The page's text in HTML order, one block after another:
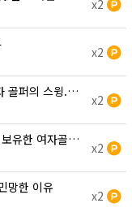
x2
x2
의 스윙.mp4
x2
골퍼TOP3에 대…
x2
망한 이유
x2